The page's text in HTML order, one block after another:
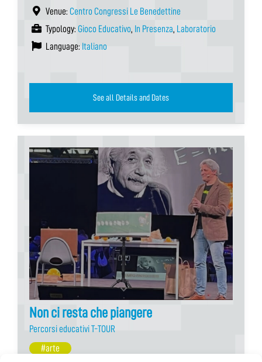
Venue: Centro Congressi Le Benedettine
Typology: Gioco Educativo, In Presenza, Laboratorio
Language: Italiano
See all Details and Dates
Non ci resta che piangere
Percorsi educativi T-TOUR
#arte